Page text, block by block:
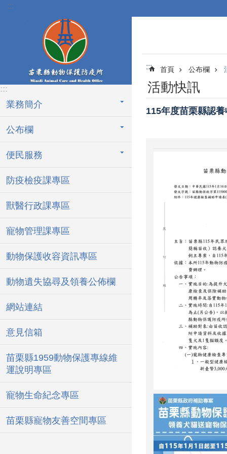
跳到主要內容區塊
:::
:::
業務簡介
公布欄
便民服務
防疫檢疫課專區
獸醫行政課專區
寵物管理課專區
動物保護收容資訊專區
動物遺失協尋及領養公佈欄
網站連結
意見信箱
苗栗縣1959動物保護專線維
運說明專區
寵物生命紀念專區
苗栗縣寵物友善空間專區
::: 首頁 公布欄
活動快訊
115年度苗栗縣認